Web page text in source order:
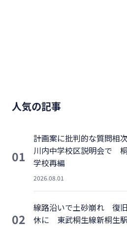
人気の記事
01
計画案に批判的な質問相
川内中学校区説明会で
学校再編
2026.08.01
02
線路沿いで土砂崩れ 復
休に 東武桐生線新桐生